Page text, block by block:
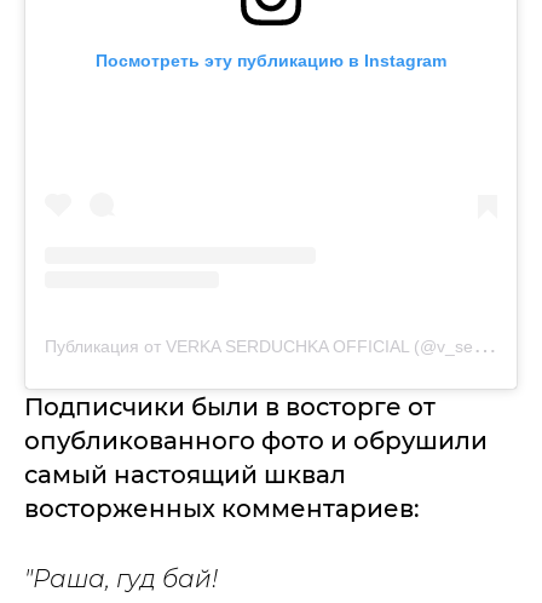
Посмотреть эту публикацию в Instagram
П
убликация от VERKA SERDUCHKA OFFICIAL (@v_serduchka)
Подписчики были в восторге от
опубликованного фото и обрушили
самый настоящий шквал
восторженных комментариев:
"Раша, гуд бай!